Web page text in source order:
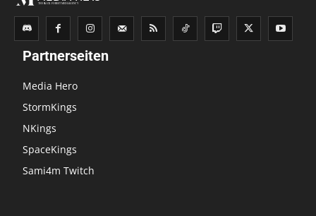
Partnerseiten
Media Hero
StormKings
NKings
SpaceKings
Sami4m Twitch